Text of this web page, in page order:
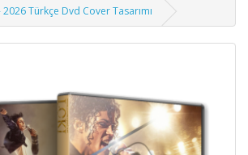
2026 Türkçe Dvd Cover Tasarımı